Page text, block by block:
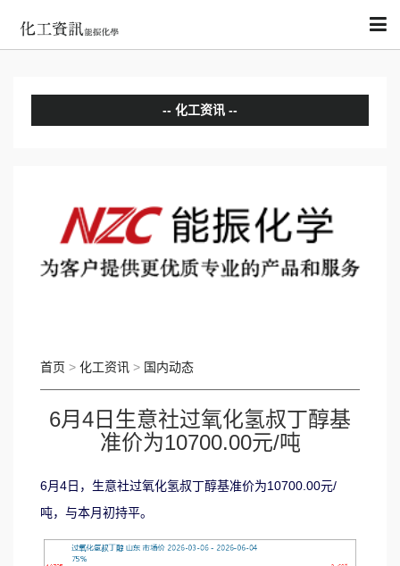
化工资讯
国际动态
首页 > 化工资讯 > 国内动态
6月4日生意社过氧化氢叔丁醇基
准价为10700.00元/吨
6月4日，生意社过氧化氢叔丁醇基准价为10700.00元/
吨，与本月初持平。